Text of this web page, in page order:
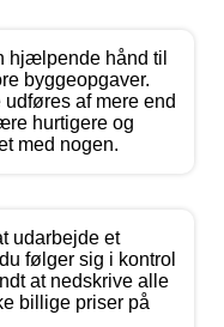
hjælpende hånd til
byggeopgaver.
af mere end
hurtigere og
med nogen.
udarbejde et
følger sig i kontrol
at nedskrive alle
billige priser på